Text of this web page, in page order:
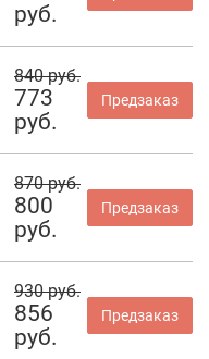
руб.
840 руб.
773
руб.
Предзаказ
870 руб.
800
руб.
Предзаказ
930 руб.
856
руб.
Предзаказ